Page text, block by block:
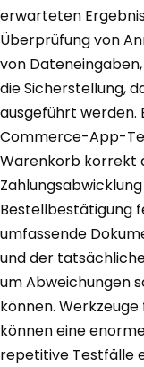
erwarteten
Überprüfung von
von
die Sicherstellung,
ausgeführt werden.
Commerce-App-
Warenkorb korrekt
Bestellbestätigung
umfassende
und der
um Abweichungen
können.
können eine
repetitive Testfälle